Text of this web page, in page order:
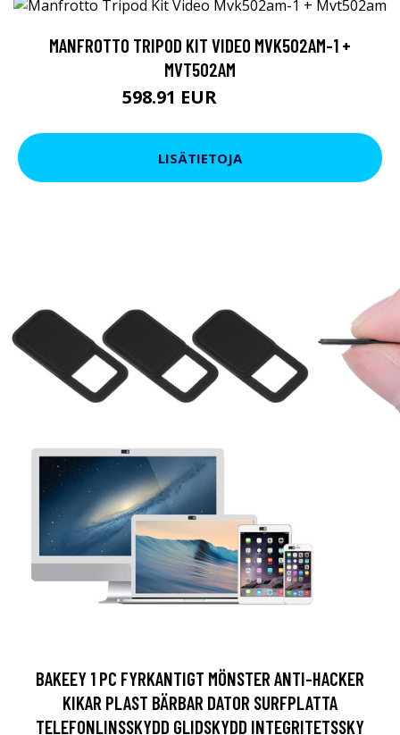
MANFROTTO TRIPOD KIT VIDEO MVK502AM-1 +
MVT502AM
598.91 EUR
LISÄTIETOJA
BAKEEY 1 PC FYRKANTIGT MÖNSTER ANTI-HACKER
KIKAR PLAST BÄRBAR DATOR SURFPLATTA
TELEFONLINSSKYDD GLIDSKYDD INTEGRITETSSKY